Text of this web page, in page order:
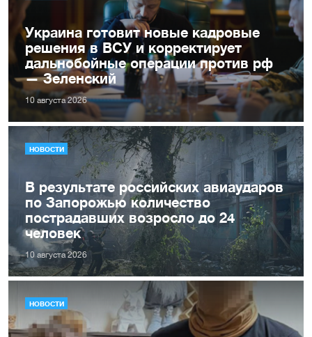
Украина готовит новые кадровые
решения в ВСУ и корректирует
дальнобойные операции против рф
— Зеленский
10 августа 2026
НОВОСТИ
В результате российских авиаударов
по Запорожью количество
пострадавших возросло до 24
человек
10 августа 2026
НОВОСТИ